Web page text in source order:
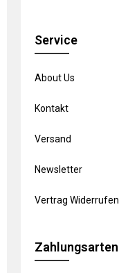
Service
About Us
Kontakt
Versand
Newsletter
Vertrag Widerrufen
Zahlungsarten